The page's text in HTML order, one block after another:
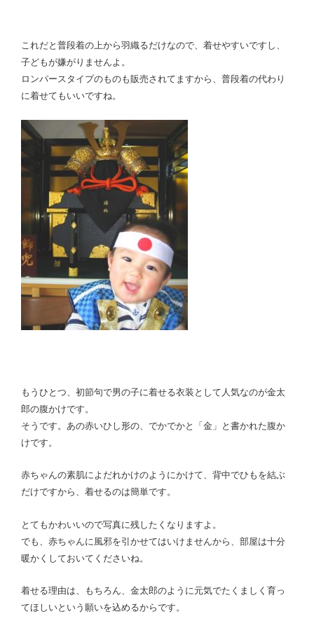
これだと普段着の上から羽織るだけなので、着せやすいですし、
子どもが嫌がりませんよ。
ロンパースタイプのものも販売されてますから、普段着の代わり
に着せてもいいですね。
もうひとつ、初節句で男の子に着せる衣装として人気なのが金太
郎の腹かけです。
そうです。あの赤いひし形の、でかでかと「金」と書かれた腹か
けです。
赤ちゃんの素肌によだれかけのようにかけて、背中でひもを結ぶ
だけですから、着せるのは簡単です。
とてもかわいいので写真に残したくなりますよ。
でも、赤ちゃんに風邪を引かせてはいけませんから、部屋は十分
暖かくしておいてくださいね。
着せる理由は、もちろん、金太郎のように元気でたくましく育っ
てほしいという願いを込めるからです。